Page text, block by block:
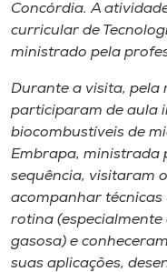
o idioma
Concórdia. A
curricular de
ministrado pela
Durante a visita, pela
participaram de aula
biocombustíveis de
Embrapa, ministrada
sequência, visitaram
acompanhar técnicas
rotina
gasosa) e
suas aplicações,